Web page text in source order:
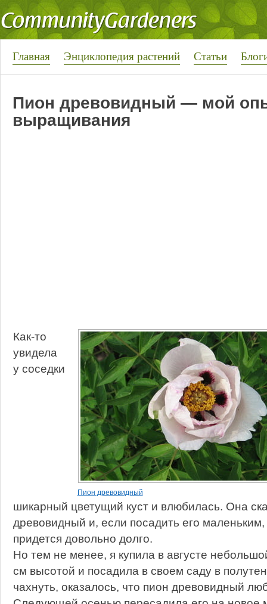
Главная Энциклопедия растений Статьи
Пион древовидный — мой
выращивания
Пион древовидный
Как-то
увидела
у соседки
шикарный цветущий куст и влюбилась. Она
древовидный и, если посадить его
придется довольно долго.
Но тем не менее, я купила в августе
см высотой и посадила в своем саду в
чахнуть, оказалось, что пион древовидный